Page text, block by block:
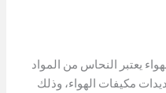
يعتبر النحاس من المواد
مكيفات الهواء، وذلك